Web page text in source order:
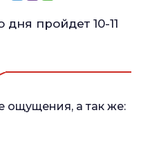
пройдет 10-11
ощущения, а так же: